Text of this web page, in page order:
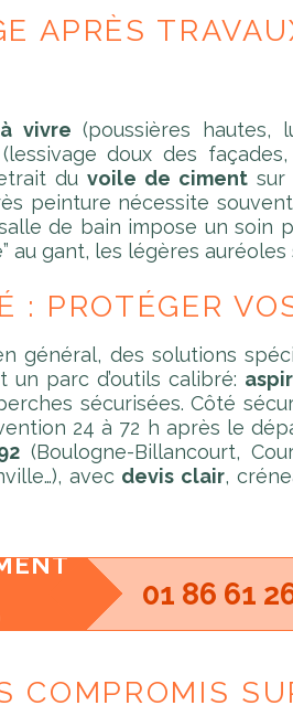
APRÈS
vivre (poussières hautes,
(lessivage doux des
duvoile de ciment sur
peinture nécessite
de bain impose un soin
gant, les légères
PROTÉGER
général, des solutions
parc d’outils calibré:
sécurisées. Côté
24 à 72 h après le
(Boulogne-Billancourt,
avec devis clair,
01 86 61
COMPROMIS